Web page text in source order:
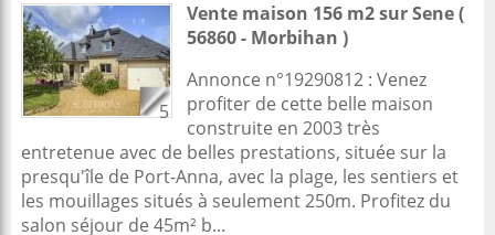
5
Vente maison 156 m2surSene(
56860 - Morbihan )
Annonce n°19290812 : Venez
profiter de cette belle maison
construite en 2003 très
entretenue avec de belles prestations, située sur la
presqu'île de Port-Anna, avec la plage, les sentiers et
les mouillages situés à seulement 250m. Profitez du
salon séjour de 45m² b...